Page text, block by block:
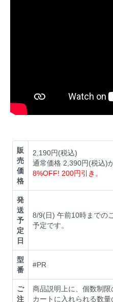
販
売
価
格
2,190円(税込)
通常価格 2,390円(税込)
8%OFF! 200円引き。
発
送
予
定
日
8/9(日) 午前10時までの
予定です。
型
番
#PR
ご
注
商品説明上に、個数制
カートに入れられる数